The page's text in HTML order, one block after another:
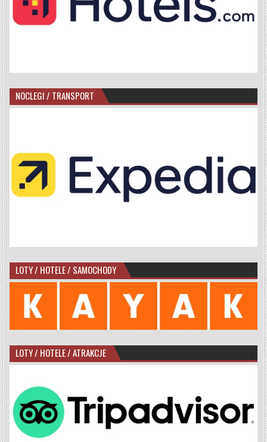
NOCLEGI / TRANSPORT
LOTY / HOTELE / SAMOCHODY
LOTY / HOTELE / ATRAKCJE